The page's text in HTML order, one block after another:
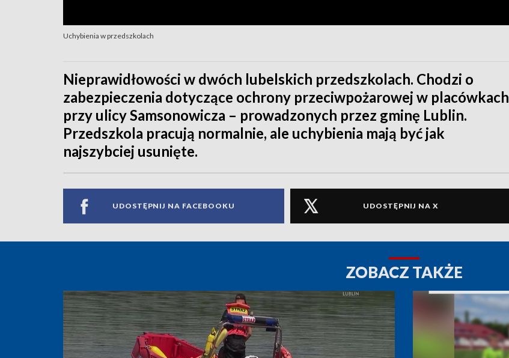
Uchybienia w przedszkolach
Nieprawidłowości w dwóch lubelskich przedszkolach. Chodzi o
zabezpieczenia dotyczące ochrony przeciwpożarowej w placówkach
przy ulicy Samsonowicza – prowadzonych przez gminę Lublin.
Przedszkola pracują normalnie, ale uchybienia mają być jak
najszybciej usunięte.
UDOSTĘPNIJ NA FACEBOOKU UDOSTĘPNIJ NA X
ZOBACZ TAKŻE